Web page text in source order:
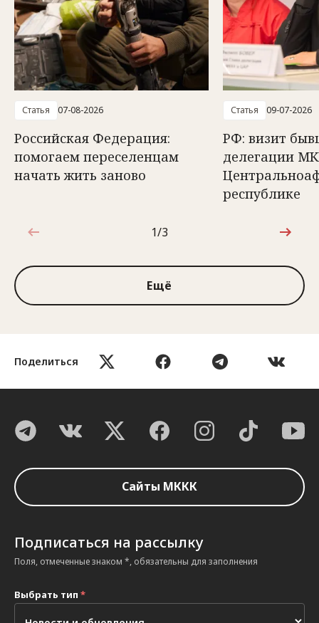
Поделиться
Статья 07-08-2026
Российская Федерация:
помогаем переселенцам
начать жить заново
Статья 09-07-2026
РФ: визит
делегации
республике
1 из 3
1/3
Ещё
Сайты МККК
Подписаться на рассылку
Поля, отмеченные знаком *, обязательны для заполнения
Выбрать тип *